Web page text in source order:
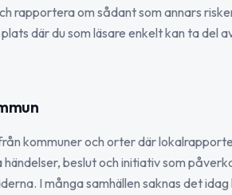
rapportera om sådant som annars
där du som läsare enkelt kan ta del
kommuner och orter där
beslut och initiativ som
I många samhällen saknas det